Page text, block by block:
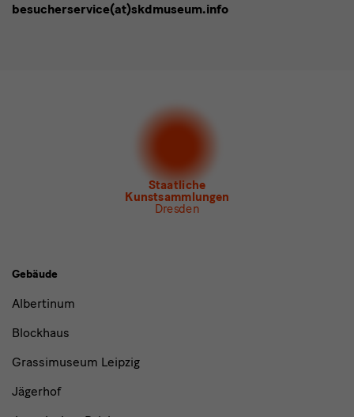
Ich stimme derDatenschutzerklärung
Museum für Sächsische Volkskunst
besucherservice(at)skdmuseum.info
Staatliche
Kunstsammlungen
Dresden
Gebäude,
Museen
Gebäude
Albertinum
Blockhaus
Grassimuseum Leipzig
Jägerhof